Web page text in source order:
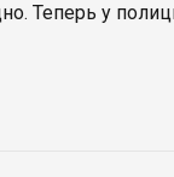
Теперь у